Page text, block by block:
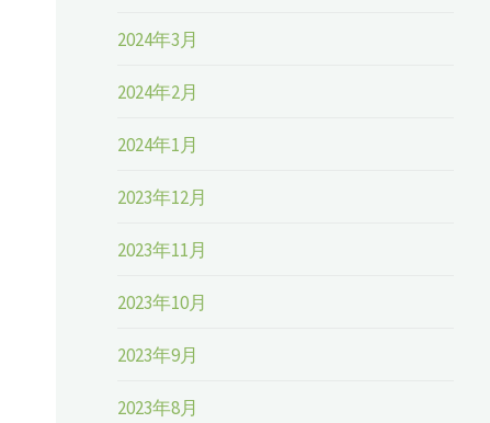
2024年3月
2024年2月
2024年1月
2023年12月
2023年11月
2023年10月
2023年9月
2023年8月